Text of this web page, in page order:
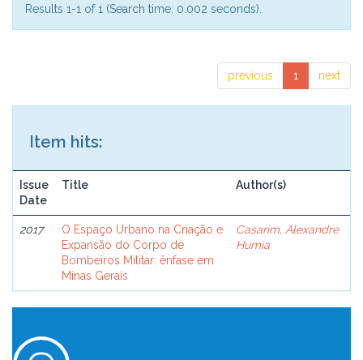
Results 1-1 of 1 (Search time: 0.002 seconds).
previous 1 next
Item hits:
Issue
Date
Title Author(s)
2017
O Espaço Urbano na Criação e
Expansão do Corpo de
Bombeiros Militar: ênfase em
Minas Gerais
Casarim, Alexandre
Humia